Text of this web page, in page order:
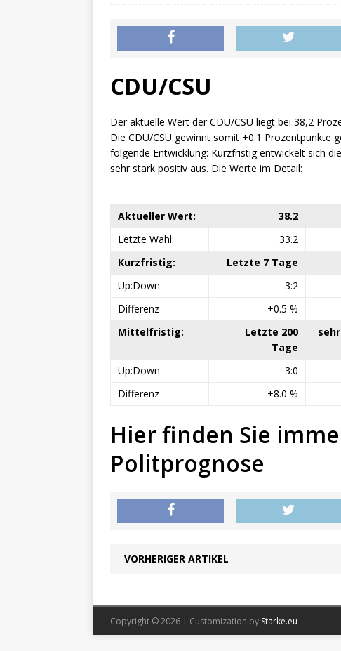
CDU/CSU
Der aktuelle Wert der CDU/CSU liegt bei 38,2
Die CDU/CSU gewinnt somit +0.1 Prozentpunkte
folgende Entwicklung: Kurzfristig entwickelt sich
sehr stark positiv aus. Die Werte im Detail:
Aktueller Wert: 38.2
Letzte Wahl:
33.2
Kurzfristig:
Letzte 7 Tage
Up:Down
3:2
Differenz
+0.5 %
Mittelfristig:
Letzte 200
Tage
Up:Down 3:0
Differenz
+8.0 %
Hier finden Sie
Politprognose
VORHERIGER ARTIKEL
Copyright © 2026 | Customization by Starke.eu